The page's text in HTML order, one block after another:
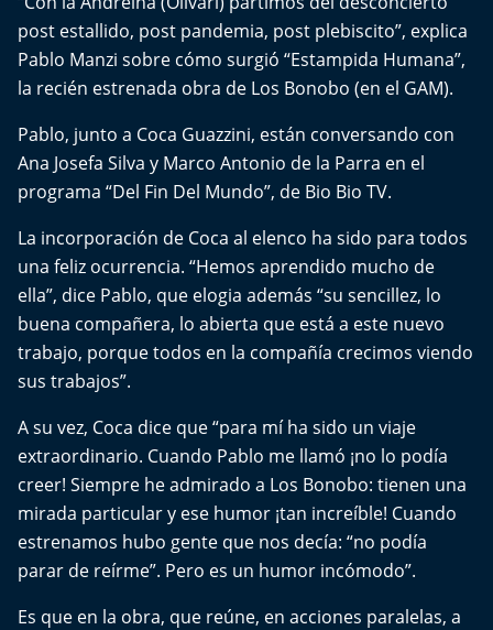
Tu Mereces Ser Feliz
Efemérides
Cultura y Espectáculos
Del Fin del Mundo
Deportes
Conexión Digital
La Ruta del Pulsar
Psicología Abierta
Impacto Tecnológico
Sesiones Dieciocheras
post estallido, post pandemia, post plebiscito”, explica
Pablo Manzi sobre cómo surgió “Estampida Humana”,
la recién estrenada obra de Los Bonobo (en el GAM).
Pablo, junto a Coca Guazzini, están conversando con
Ana Josefa Silva y Marco Antonio de la Parra en el
programa “Del Fin Del Mundo”, de Bio Bio TV.
La incorporación de Coca al elenco ha sido para todos
una feliz ocurrencia. “Hemos aprendido mucho de
ella”, dice Pablo, que elogia además “su sencillez, lo
buena compañera, lo abierta que está a este nuevo
trabajo, porque todos en la compañía crecimos viendo
sus trabajos”.
A su vez, Coca dice que “para mí ha sido un viaje
extraordinario. Cuando Pablo me llamó ¡no lo podía
creer! Siempre he admirado a Los Bonobo: tienen una
mirada particular y ese humor ¡tan increíble! Cuando
estrenamos hubo gente que nos decía: “no podía
parar de reírme”. Pero es un humor incómodo”.
Es que en la obra, que reúne, en acciones paralelas, a